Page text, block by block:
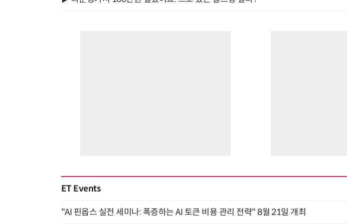
ET Events
"AI 핀옵스 실전 세미나: 폭증하는 AI 토큰 비용 관리 전략" 8월 21일 개최